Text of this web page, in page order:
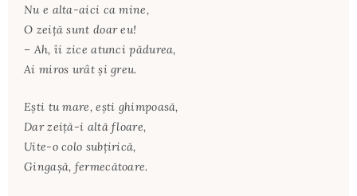
Nu e alta-aici ca mine,
O zeiţă sunt doar eu!
– Ah, îi zice atunci pădurea,
Ai miros urât şi greu.
Eşti tu mare, eşti ghimpoasă,
Dar zeiţă-i altă floare,
Uite-o colo subţirică,
Gingaşă, fermecătoare.